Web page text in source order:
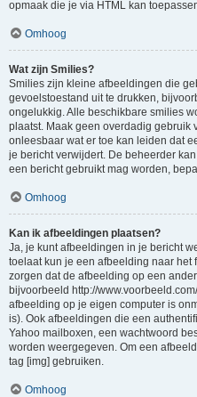
opmaak die je via HTML kan
Omhoog
Wat zijn Smilies?
Smilies zijn kleine afbeeldingen die
gevoelstoestand uit te drukken,
ongelukkig. Alle beschikbare smilies
plaatst. Maak geen overdadig gebruik
onleesbaar wat er toe kan leiden dat
je bericht verwijdert. De beheerder
een bericht gebruikt mag worden,
Omhoog
Kan ik afbeeldingen plaatsen?
Ja, je kunt afbeeldingen in je bericht
toelaat kun je een afbeelding naar het
zorgen dat de afbeelding op een
bijvoorbeeld http://
afbeelding op je eigen computer is
is). Ook afbeeldingen die een
Yahoo mailboxen, een wachtwoord
worden weergegeven. Om een
tag [img] gebruiken.
Omhoog